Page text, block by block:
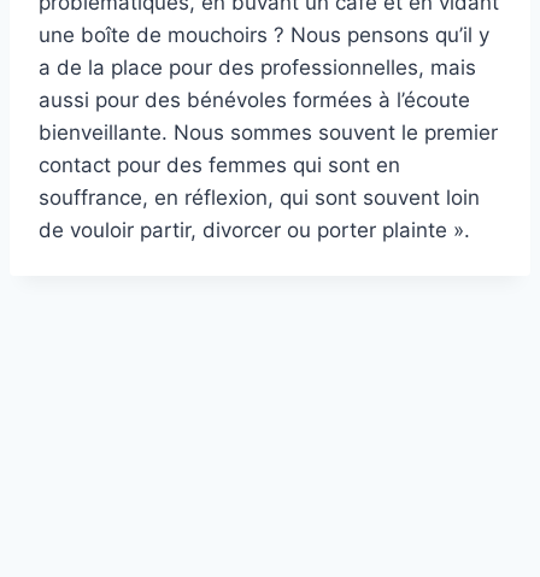
une boîte de mouchoirs ? Nous pensons qu’il y
a de la place pour des professionnelles, mais
aussi pour des bénévoles formées à l’écoute
bienveillante. Nous sommes souvent le premier
contact pour des femmes qui sont en
souffrance, en réflexion, qui sont souvent loin
de vouloir partir, divorcer ou porter plainte ».